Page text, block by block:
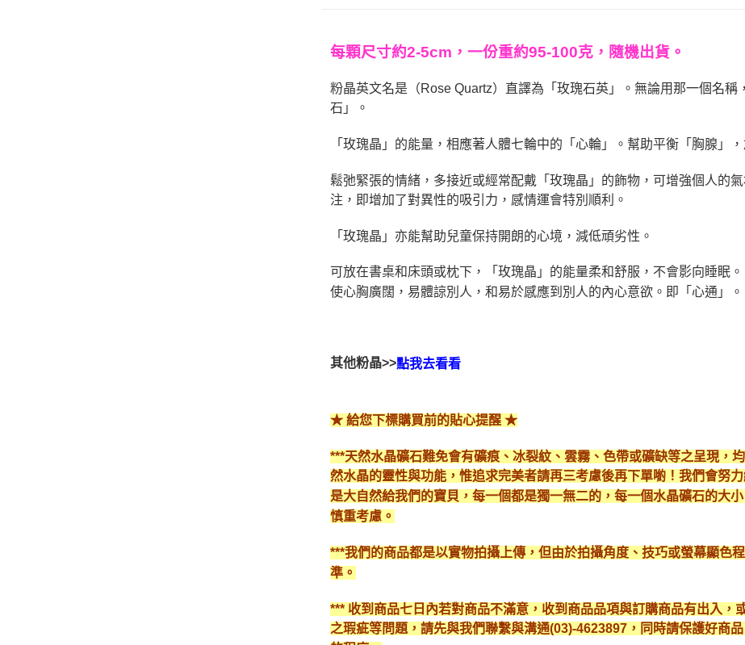
每筆NT$80，
免運費
每顆尺寸約2-5cm，一份重約95-100克，隨機出貨。
粉晶英文名是（Rose Quartz）直譯為「玫瑰石英」。無論用那一個名稱
石」。
「玫瑰晶」的能量，相應著人體七輪中的「心輪」。幫助平衡「胸腺」
鬆弛緊張的情緒，多接近或經常配戴「玫瑰晶」的飾物，可增強個人的
注，即增加了對異性的吸引力，感情運會特別順利。
「玫瑰晶」亦能幫助兒童保持開朗的心境，減低頑劣性。
可放在書桌和床頭或枕下，「玫瑰晶」的能量柔和舒服，不會影向睡眠
使心胸廣闊，易體諒別人，和易於感應到別人的內心意欲。 即「心通」。
其他粉晶>>點我去看看
★ 給您下標購買前的貼心提醒 ★
***天然水晶礦石難免會有礦痕、冰裂紋、雲霧、色帶或礦缺等之呈現，
然水晶的靈性與功能，惟追求完美者請再三考慮後再下單喲！我們會努
是大自然給我們的寶貝，每一個都是獨一無二的，每一個水晶礦石的大
慎重考慮。
***我們的商品都是以實物拍攝上傳，但由於拍攝角度、技巧或螢幕顯色
準。
*** 收到商品七日內若對商品不滿意，收到商品品項與訂購商品有出入，
之瑕疵等問題，請先與我們聯繫與溝通(03)-4623897，同時請保護好商